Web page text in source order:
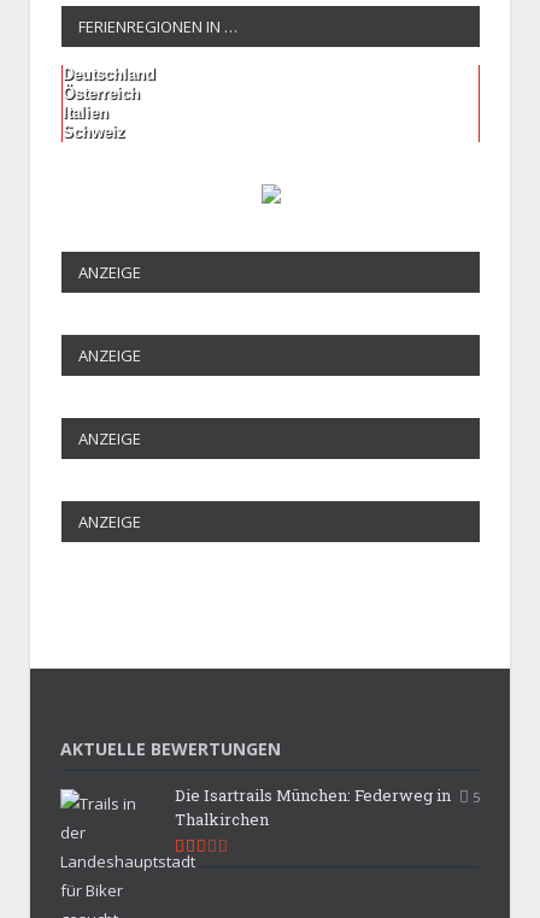
FERIENREGIONEN IN …
Deutschland
Österreich
Italien
Schweiz
ANZEIGE
ANZEIGE
ANZEIGE
ANZEIGE
AKTUELLE BEWERTUNGEN
5
Die Isartrails München: Federweg in
Thalkirchen